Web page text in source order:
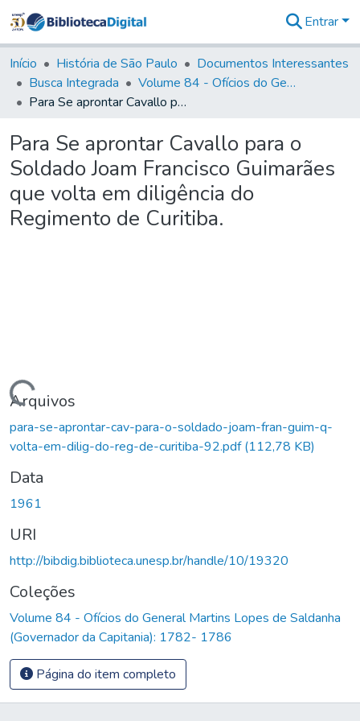
&
Coleções
Tudo na
Biblioteca
Estatísticas
Entrar
Início História de São Paulo
Documentos Interessantes
Busca Integrada
Volume 84 - Ofícios do General Martins Lopes de Saldanha (Governador da Capitania): 1782- 1786
Para Se aprontar Cavallo para o Soldado Joam Francisco Guimarães que volta em diligência do Regimento de Curitiba.
Para Se aprontar Cavallo para o
Soldado Joam Francisco Guimarães
que volta em diligência do
Regimento de Curitiba.
Carregando...
Arquivos
para-se-aprontar-cav-para-o-soldado-joam-fran-guim-q-
volta-em-dilig-do-reg-de-curitiba-92.pdf(112,78 KB)
Data
1961
URI
http://bibdig.biblioteca.unesp.br/handle/10/19320
Coleções
Volume 84 - Ofícios do General Martins Lopes de Saldanha
(Governador da Capitania): 1782- 1786
Página do item completo